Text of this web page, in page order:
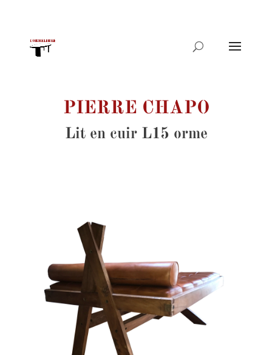
produits
PIERRE CHAPO
Lit en cuir L15 orme